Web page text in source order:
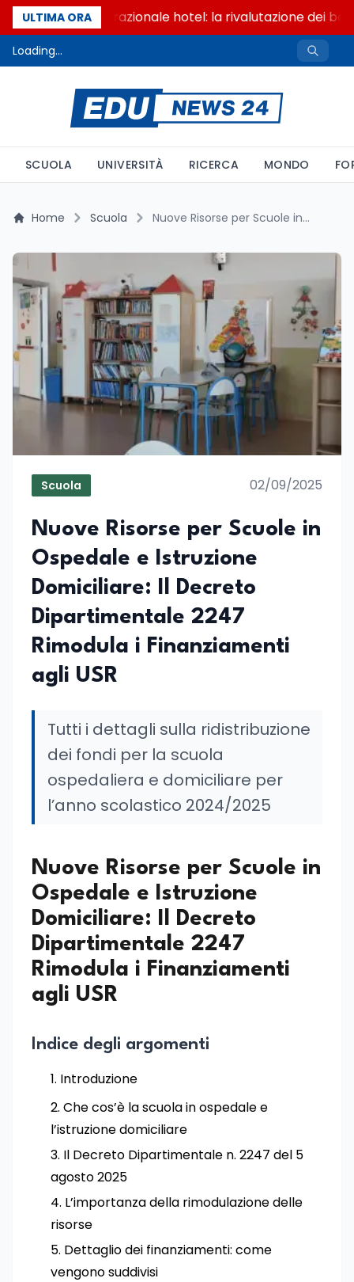
ULTIMA ORA
Passaggio generazionale hotel: la rivalutazione dei
Loading...
SCUOLA UNIVERSITÀ RICERCA MONDO
Home Scuola Nuove Risorse per Scuole in Ospedale e Istruzione Domiciliare: Il Decreto Dipartimentale 2247 Rimodula i Finanziamenti agli USR
Scuola 02/09/2025
Nuove Risorse per Scuole in
Ospedale e Istruzione
Domiciliare: Il Decreto
Dipartimentale 2247
Rimodula i Finanziamenti
agli USR
Tutti i dettagli sulla ridistribuzione
dei fondi per la scuola
ospedaliera e domiciliare per
l’anno scolastico 2024/2025
Nuove Risorse per Scuole in
Ospedale e Istruzione
Domiciliare: Il Decreto
Dipartimentale 2247
Rimodula i Finanziamenti
agli USR
Indice degli argomenti
Introduzione
Che cos’è la scuola in ospedale e
l’istruzione domiciliare
Il Decreto Dipartimentale n. 2247 del 5
agosto 2025
L’importanza della rimodulazione delle
risorse
Dettaglio dei finanziamenti: come
vengono suddivisi